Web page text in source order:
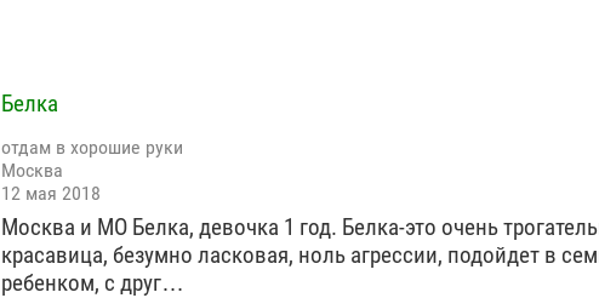
Белка
отдам в хорошие руки
Москва
12 мая 2018
Москва и МО Белка, девочка 1 год. Белка-это очень
красавица, безумно ласковая, ноль агрессии, подойдет в
ребенком, с друг…